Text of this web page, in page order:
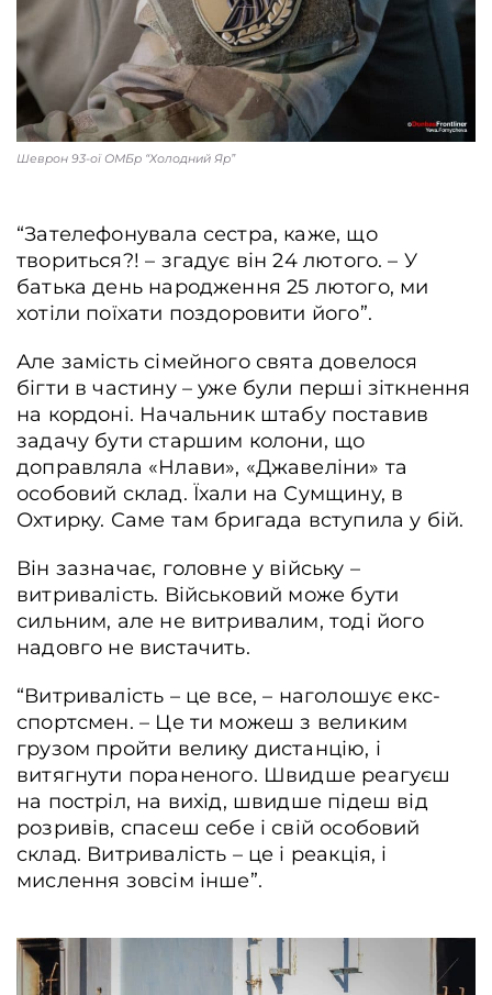
Шеврон 93-ої ОМБр “Холодний Яр”
“Зателефонувала сестра, каже, що
твориться?! – згадує він 24 лютого. – У
батька день народження 25 лютого, ми
хотіли поїхати поздоровити його”.
Але замість сімейного свята довелося
бігти в частину – уже були перші зіткнення
на кордоні. Начальник штабу поставив
задачу бути старшим колони, що
доправляла «Нлави», «Джавеліни» та
особовий склад. Їхали на Сумщину, в
Охтирку. Саме там бригада вступила у бій.
Він зазначає, головне у війську –
витривалість. Військовий може бути
сильним, але не витривалим, тоді його
надовго не вистачить.
“Витривалість – це все, – наголошує екс-
спортсмен. – Це ти можеш з великим
грузом пройти велику дистанцію, і
витягнути пораненого. Швидше реагуєш
на постріл, на вихід, швидше підеш від
розривів, спасеш себе і свій особовий
склад. Витривалість – це і реакція, і
мислення зовсім інше”.